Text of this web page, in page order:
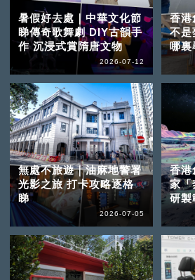
暑假好去處｜中華文化節
睇傳奇歌舞劇 DIY古韻手
作 沉浸式賞隋唐文物
2026-07-12
香港
不是
哪裏
無處不旅遊｜油麻地警署
光影之旅 打卡攻略逐格
睇
2026-07-05
香港
家「
研製